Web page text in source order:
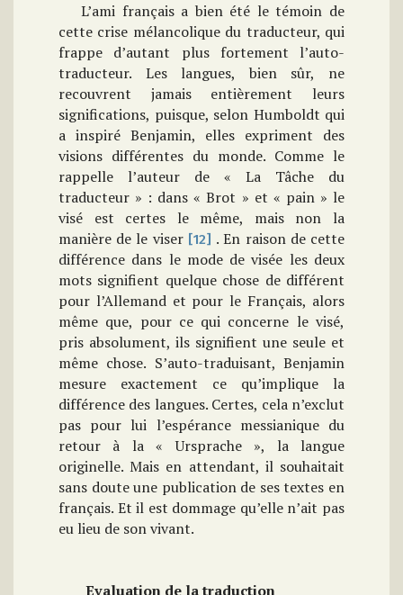
L’ami français a bien été le témoin de
cette crise mélancolique du traducteur, qui
frappe d’autant plus fortement l’auto-
traducteur. Les langues, bien sûr, ne
recouvrent jamais entièrement leurs
significations, puisque, selon Humboldt qui
a inspiré Benjamin, elles expriment des
visions différentes du monde. Comme le
rappelle l’auteur de « La Tâche du
traducteur » : dans « Brot » et « pain » le
visé est certes le même, mais non la
manière de le viser [12] . En raison de cette
différence dans le mode de visée les deux
mots signifient quelque chose de différent
pour l’Allemand et pour le Français, alors
même que, pour ce qui concerne le visé,
pris absolument, ils signifient une seule et
même chose. S’auto-traduisant, Benjamin
mesure exactement ce qu’implique la
différence des langues. Certes, cela n’exclut
pas pour lui l’espérance messianique du
retour à la « Ursprache », la langue
originelle. Mais en attendant, il souhaitait
sans doute une publication de ses textes en
français. Et il est dommage qu’elle n’ait pas
eu lieu de son vivant.
Evaluation de la traduction